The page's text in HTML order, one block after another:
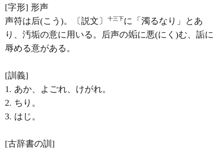
[字形] 形声
声符は后(こう)。〔説文〕
十三下に「濁るなり」とあ
り、汚垢の意に用いる。后声の
に悪(にく)む、詬に
辱める意がある。
[訓義]
1. あか、よごれ、けがれ。
2. ちり。
3. はじ。
[古辞書の訓]